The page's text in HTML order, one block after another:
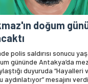
doğum
polis saldırısı sonucu
gününde Antakya’da
duyuruda “Hayalleri
mesajını verdi.